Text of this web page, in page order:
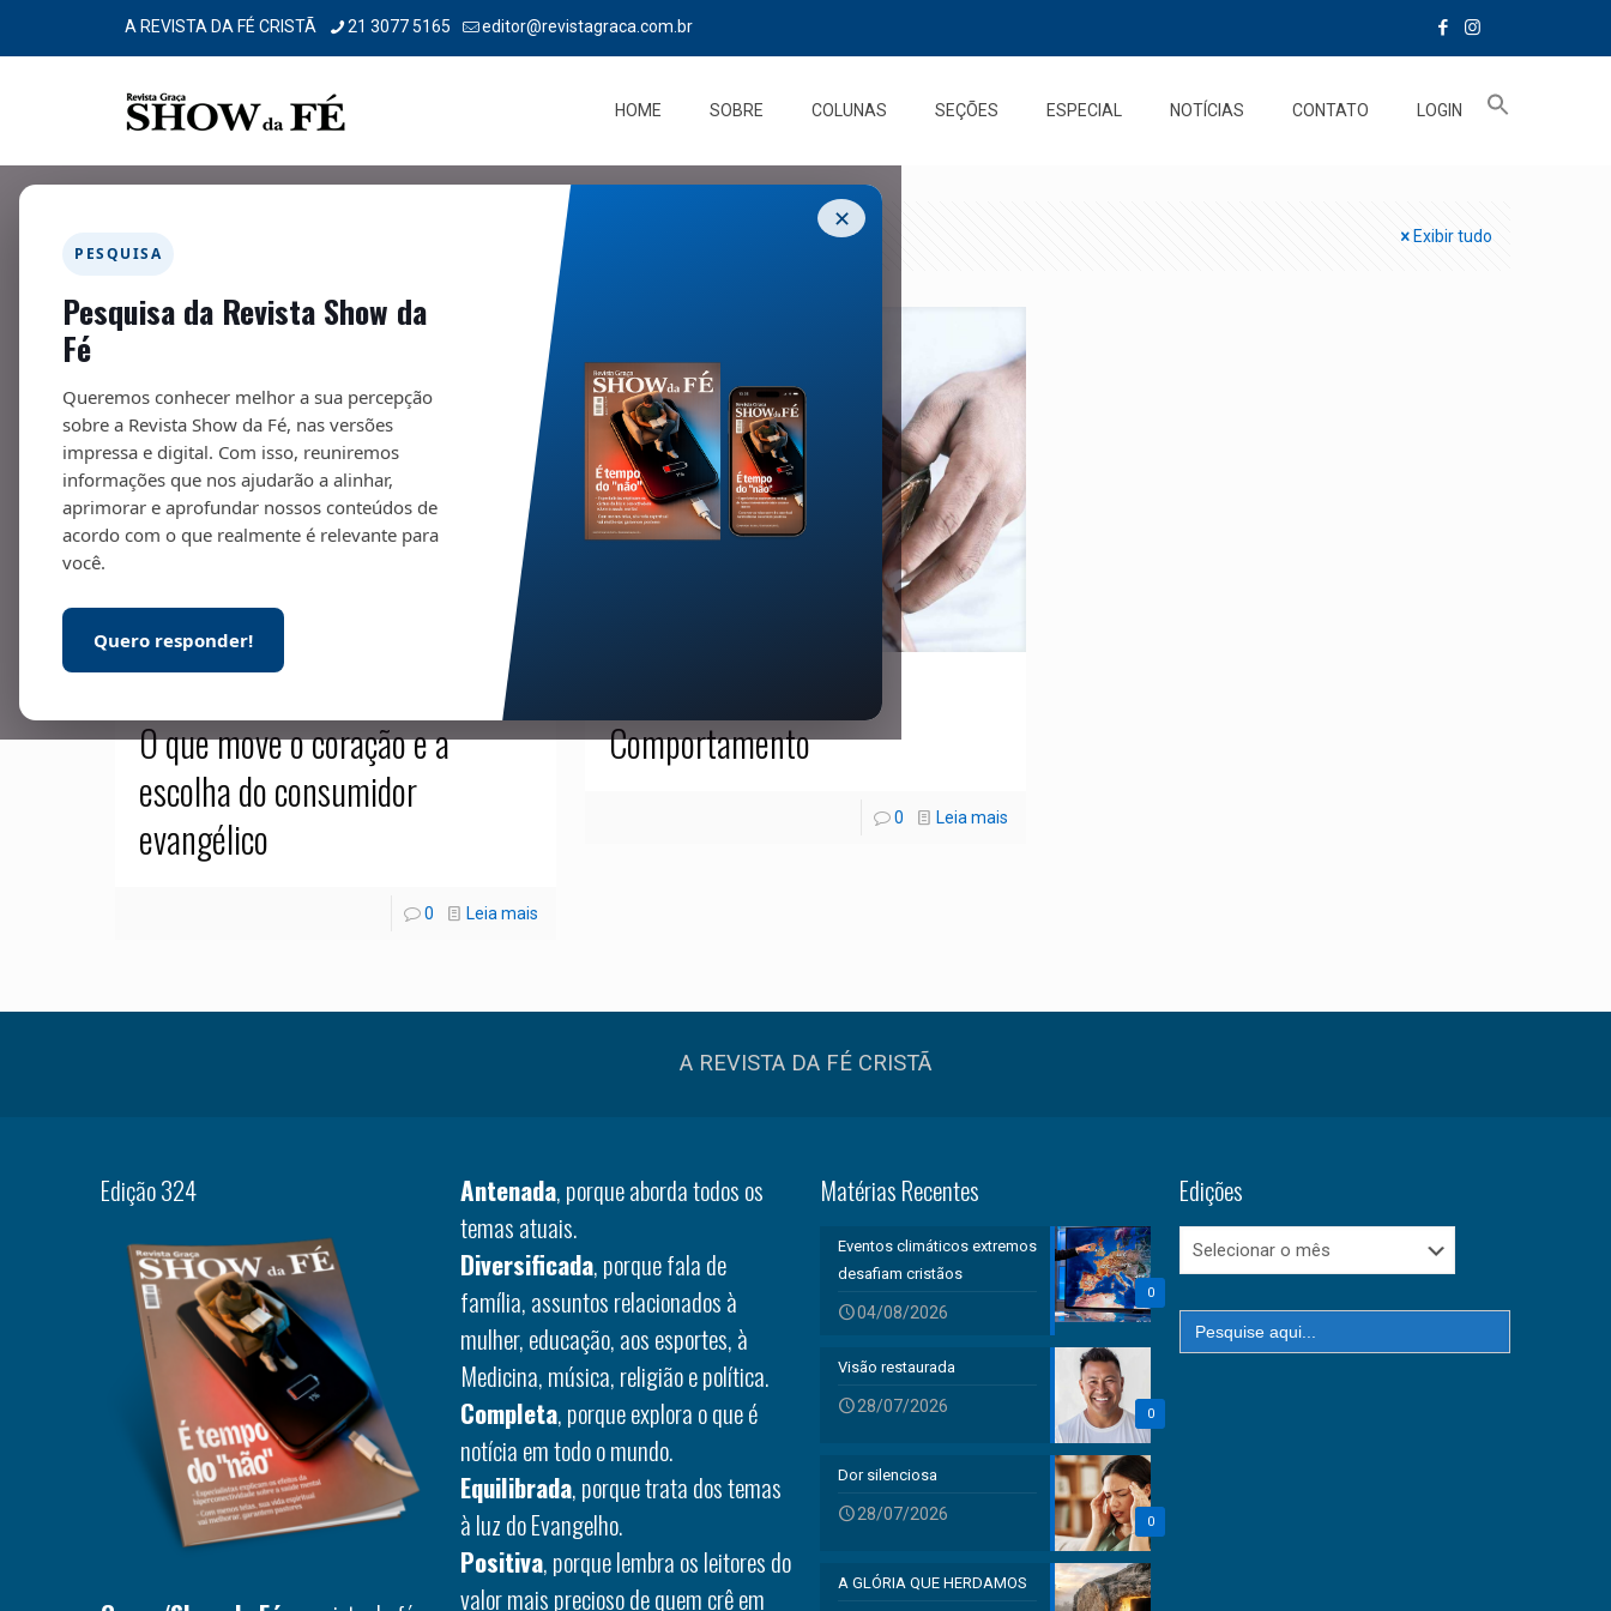
A REVISTA DA FÉ CRISTÃ 21 3077 5165 editor@revistagraca.com.br
HOME SOBRE COLUNAS SEÇÕES ESPECIAL NOTÍCIAS CONTATO LOGIN
✕
PESQUISA
Pesquisa da Revista Show da
Fé
Queremos conhecer melhor a sua percepção
sobre a Revista Show da Fé, nas versões
impressa e digital. Com isso, reuniremos
informações que nos ajudarão a alinhar,
aprimorar e aprofundar nossos conteúdos de
acordo com o que realmente é relevante para
você.
Quero responder!
Exibir tudo
O que move o coração e a
escolha do consumidor
evangélico
0 Leia mais
Comportamento
0 Leia mais
A REVISTA DA FÉ CRISTÃ
Edição 324 Antenada, porque aborda todos os
temas atuais.
Diversificada, porque fala de
família, assuntos relacionados à
mulher, educação, aos esportes, à
Medicina, música, religião e política.
Completa, porque explora o que é
notícia em todo o mundo.
Equilibrada, porque trata dos temas
à luz do Evangelho.
Positiva, porque lembra os leitores do
valor mais precioso de quem crê em
Matérias Recentes
0
Eventos climáticos extremos
desafiam cristãos
04/08/2026
0
Visão restaurada
28/07/2026
0
Dor silenciosa
28/07/2026
A GLÓRIA QUE HERDAMOS
Edições
Edições
Search
for: